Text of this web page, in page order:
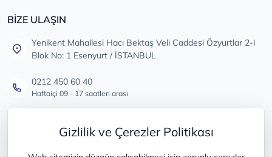
Gizlilik ve Çerezler Politikası
BİZE ULAŞIN
Yenikent Mahallesi Hacı Bektaş Veli Caddesi Özyurtlar 2-I
Blok No: 1 Esenyurt / İSTANBUL
0212 450 60 40
Haftaiçi 09 - 17 saatleri arası
Tüm öneri ve şikayetleriniz için